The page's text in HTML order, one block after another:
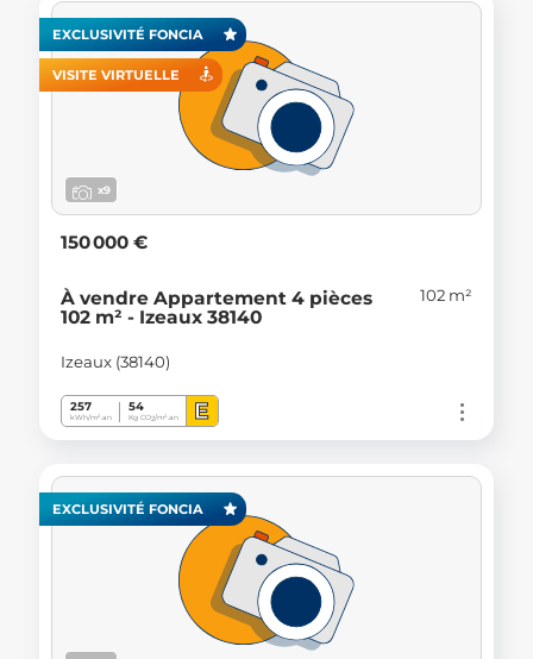
EXCLUSIVITÉ FONCIA
VISITE VIRTUELLE
x9
150 000 €
À vendre Appartement 4 pièces
102 m² - Izeaux 38140
102 m²
Izeaux (38140)
257
kWh/m².an
54
Kg CO2/m².an E
EXCLUSIVITÉ FONCIA